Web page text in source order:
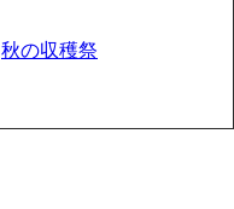
秋の収穫祭